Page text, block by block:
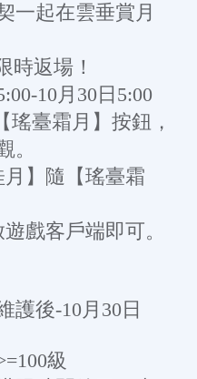
一起在雲垂賞月
返場！
10月30日5:00
瑤臺霜月】按鈕，
。
】隨【瑤臺霜
戲客戶端即可。
護後-10月30日
級